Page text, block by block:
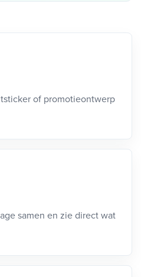
of promotieontwerp
samen en zie direct wat